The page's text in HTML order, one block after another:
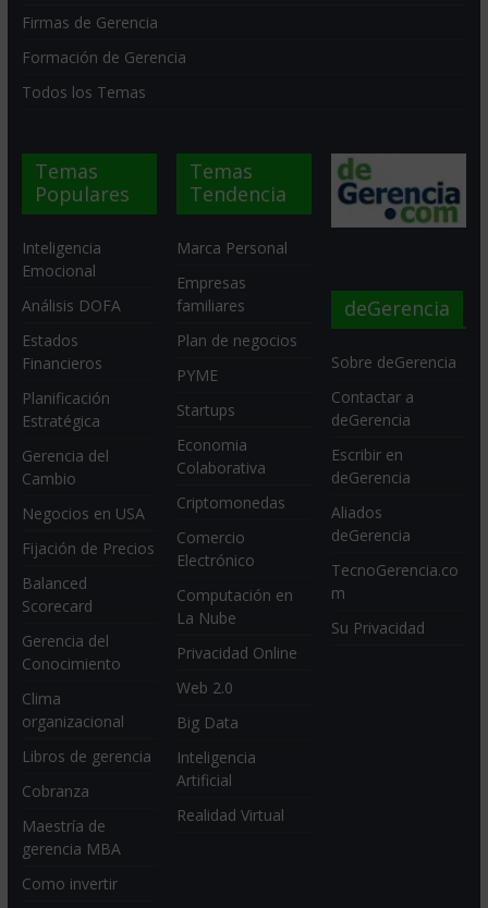
Firmas de Gerencia
Formación de Gerencia
Todos los Temas
Temas
Populares
Inteligencia
Emocional
Análisis DOFA
Estados
Financieros
Planificación
Estratégica
Gerencia del
Cambio
Negocios en USA
Fijación de Precios
Balanced
Scorecard
Gerencia del
Conocimiento
Clima
organizacional
Libros de gerencia
Cobranza
Maestría de
gerencia MBA
Como invertir
Temas
Tendencia
Marca Personal
Empresas
familiares
Plan de negocios
PYME
Startups
Economia
Colaborativa
Criptomonedas
Comercio
Electrónico
Computación en
La Nube
Privacidad Online
Web 2.0
Big Data
Inteligencia
Artificial
Realidad Virtual
deGerencia
Sobre deGerencia
Contactar a
deGerencia
Escribir en
deGerencia
Aliados
deGerencia
TecnoGerencia.co
m
Su Privacidad